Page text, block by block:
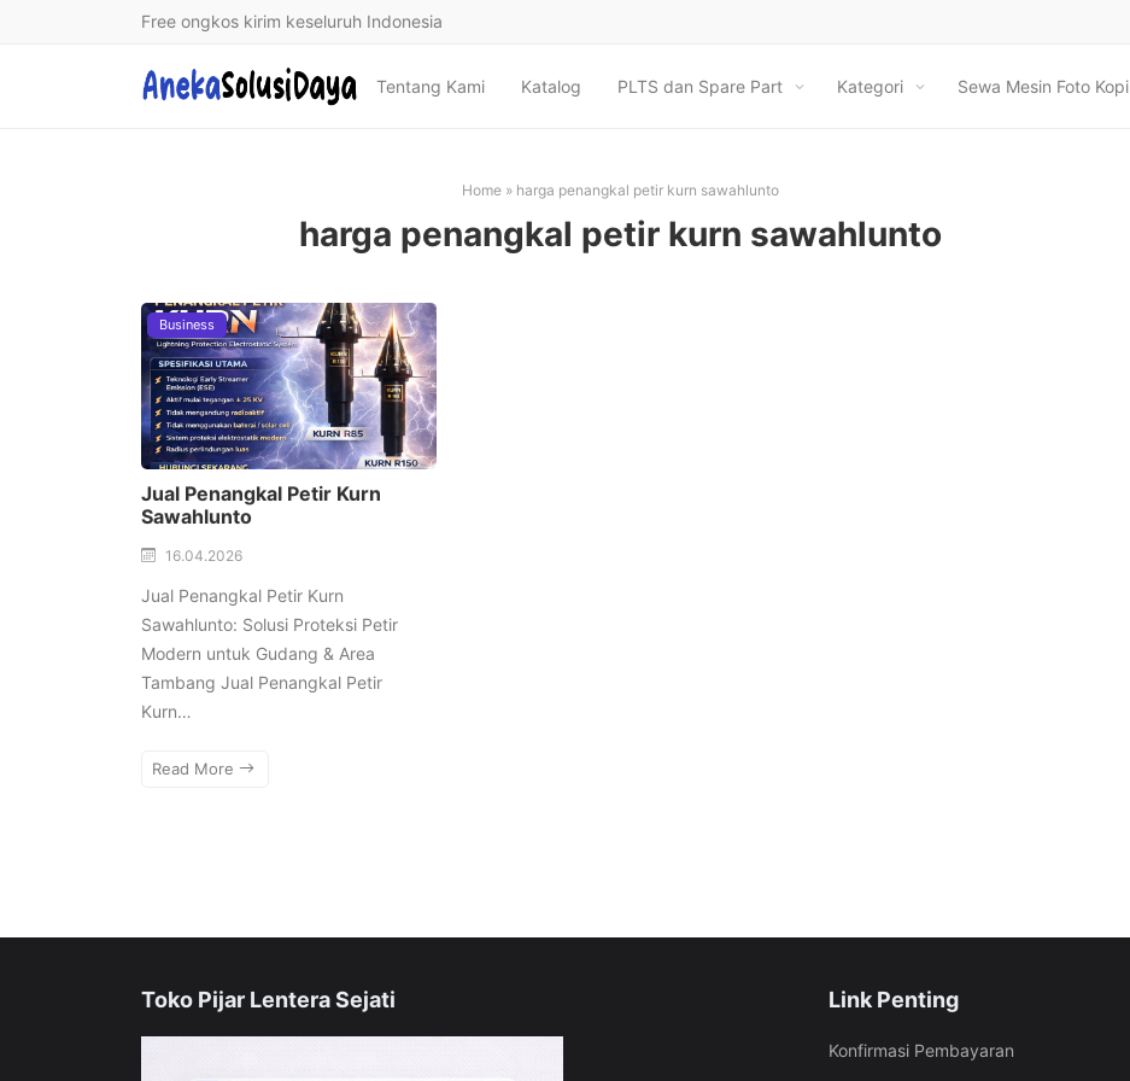
Free ongkos kirim keseluruh Indonesia
Tentang Kami Katalog PLTS dan Spare Part Kategori Sewa Mesin Foto Kopi
Home » harga penangkal petir kurn sawahlunto
harga penangkal petir kurn sawahlunto
Business
Jual Penangkal Petir Kurn
Sawahlunto
16.04.2026
Jual Penangkal Petir Kurn
Sawahlunto: Solusi Proteksi Petir
Modern untuk Gudang & Area
Tambang Jual Penangkal Petir
Kurn…
Read More
Toko Pijar Lentera Sejati Link Penting
Konfirmasi Pembayaran